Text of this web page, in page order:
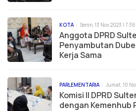
KOTA Senin, 13 Nov 2023 |
Anggota DPRD
Penyambutan
Kerja Sama
PARLEMENTARIA Jumat, 10
Komisi II DPRD
dengan Kemenhub